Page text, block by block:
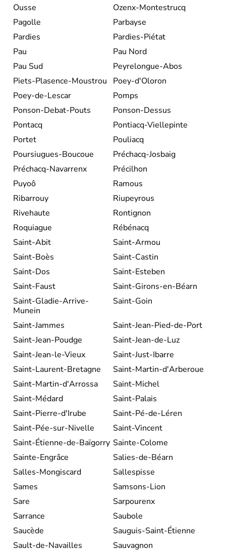
Ousse
Ozenx-Montestrucq
Pagolle
Parbayse
Pardies
Pardies-Piétat
Pau
Pau Nord
Pau Sud
Peyrelongue-Abos
Piets-Plasence-Moustrou
Poey-d'Oloron
Poey-de-Lescar
Pomps
Ponson-Debat-Pouts
Ponson-Dessus
Pontacq
Pontiacq-Viellepinte
Portet
Pouliacq
Poursiugues-Boucoue
Préchacq-Josbaig
Préchacq-Navarrenx
Précilhon
Puyoô
Ramous
Ribarrouy
Riupeyrous
Rivehaute
Rontignon
Roquiague
Rébénacq
Saint-Abit
Saint-Armou
Saint-Boès
Saint-Castin
Saint-Dos
Saint-Esteben
Saint-Faust
Saint-Girons-en-Béarn
Saint-Gladie-Arrive-
Munein
Saint-Goin
Saint-Jammes
Saint-Jean-Pied-de-Port
Saint-Jean-Poudge
Saint-Jean-de-Luz
Saint-Jean-le-Vieux
Saint-Just-Ibarre
Saint-Laurent-Bretagne
Saint-Martin-d'Arberoue
Saint-Martin-d'Arrossa
Saint-Michel
Saint-Médard
Saint-Palais
Saint-Pierre-d'Irube
Saint-Pé-de-Léren
Saint-Pée-sur-Nivelle
Saint-Vincent
Saint-Étienne-de-Baïgorry Sainte-Colome
Sainte-Engrâce
Salies-de-Béarn
Salles-Mongiscard
Sallespisse
Sames
Samsons-Lion
Sare
Sarpourenx
Sarrance
Saubole
Saucède
Sauguis-Saint-Étienne
Sault-de-Navailles
Sauvagnon